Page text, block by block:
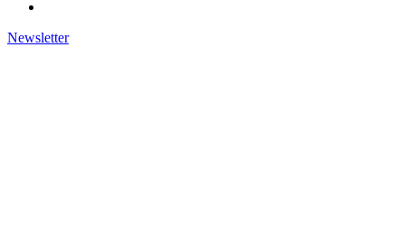
Newsletter